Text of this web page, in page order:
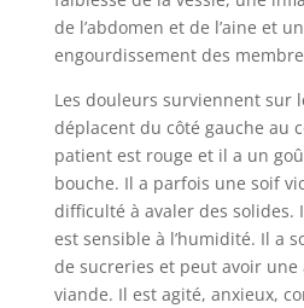
de l’abdomen et de l’aine et
engourdissement des
Les douleurs surviennent sur
déplacent du côté gauche au
patient est rouge et il a un
bouche. Il a parfois une soif
difficulté à avaler des solides.
est sensible à l’humidité. Il a
de sucreries et peut avoir une
viande. Il est agité, anxieux,